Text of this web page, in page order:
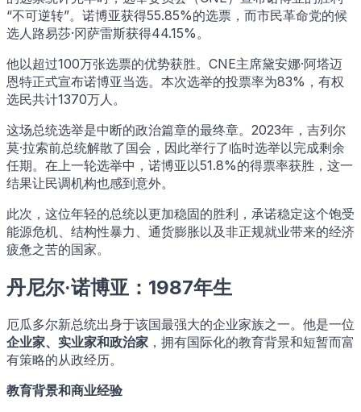
“不可逆转”。诺博亚获得55.85%的选票，而市民革命党的候
选人路易莎·冈萨雷斯获得44.15%。
他以超过100万张选票的优势获胜。CNE主席黛安娜·阿塔迈
恩特正式宣布诺博亚当选。本次选举的投票率为83%，有权
选民共计1370万人。
这场总统选举是中断的政治篇章的最终章。2023年，吉列尔
莫·拉索前总统解散了国会，因此举行了临时选举以完成剩余
任期。在上一轮选举中，诺博亚以51.8%的得票率获胜，这一
结果让民调机构也感到意外。
此次，这位年轻的总统以更加稳固的胜利，承诺稳定这个饱受
能源危机、结构性暴力、通货膨胀以及非正规就业带来的经济
疲惫之苦的国家。
丹尼尔·诺博亚：1987年生
厄瓜多尔新总统出身于该国最强大的企业家族之一。他是一位
企业家、实业家和政治家 ，拥有国际化的教育背景和短暂而富
有策略的从政经历。
教育背景和商业经验